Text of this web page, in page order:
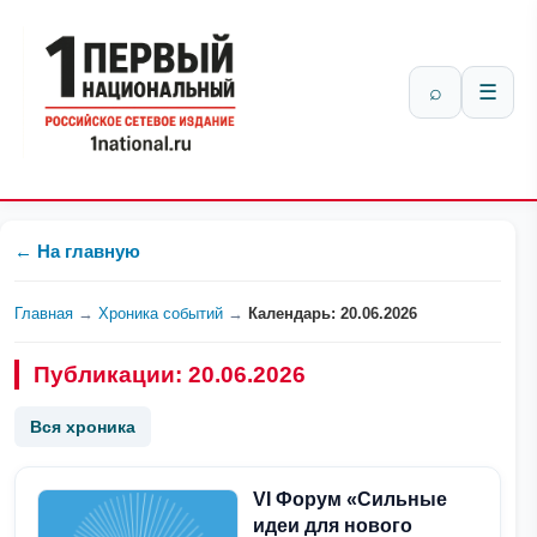
⌕ ☰
← На главную
Главная → Хроника событий → Календарь: 20.06.2026
Публикации: 20.06.2026
Вся хроника
VI Форум «Сильные
идеи для нового